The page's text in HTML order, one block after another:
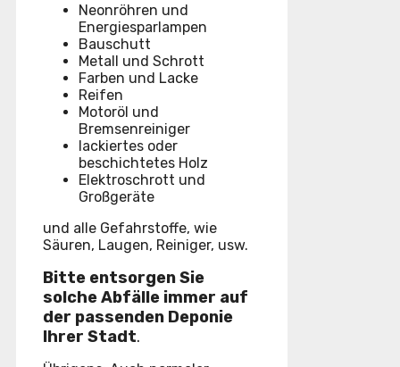
Neonröhren und
Energiesparlampen
Bauschutt
Metall und Schrott
Farben und Lacke
Reifen
Motoröl und
Bremsenreiniger
lackiertes oder
beschichtetes Holz
Elektroschrott und
Großgeräte
und alle Gefahrstoffe, wie
Säuren, Laugen, Reiniger, usw.
Bitte entsorgen Sie
solche Abfälle immer auf
der passenden Deponie
Ihrer Stadt.